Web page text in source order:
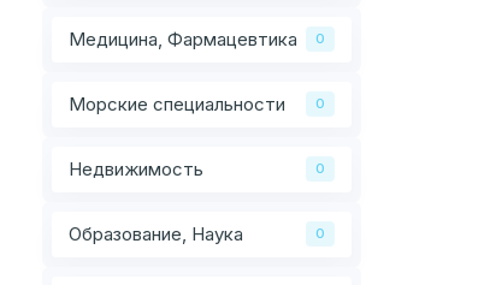
Медицина, Фармацевтика 0
Морские специальности 0
Недвижимость 0
Образование, Наука 0